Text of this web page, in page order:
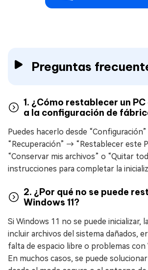
Preguntas
1. ¿Cómo restablecer un
a la configuración de
Puedes hacerlo desde
“Recuperación” → “Restablecer este
“Conservar mis archivos” o “Quitar
instrucciones para completar la
2. ¿Por qué no se puede
Windows 11?
Si Windows 11 no se puede inicializar,
incluir archivos del sistema dañados,
falta de espacio libre o problemas con
En muchos casos, se puede